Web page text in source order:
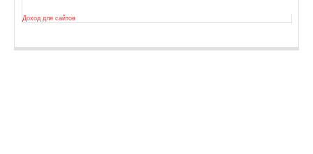
Доход для сайтов